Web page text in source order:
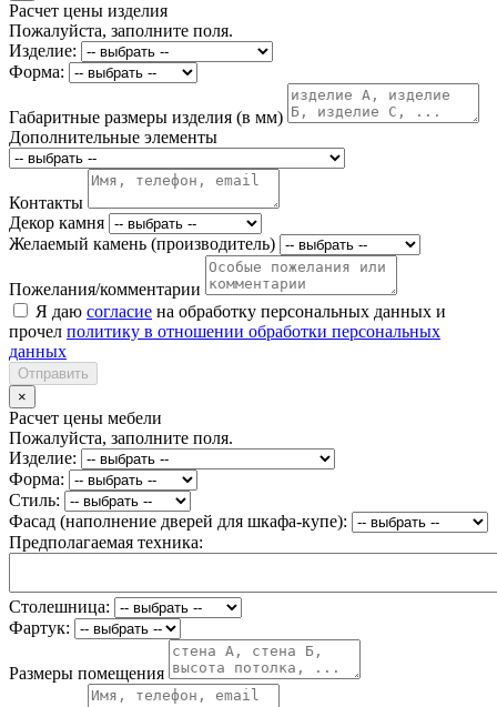
Расчет цены изделия
Пожалуйста, заполните поля.
Изделие:
Форма:
Габаритные размеры изделия (в мм)
Дополнительные элементы
Контакты
Декор камня
Желаемый камень (производитель)
Пожелания/комментарии
Я даю согласие на обработку персональных данных и
прочел политику в отношении обработки персональных
данных
Отправить
×
Расчет цены мебели
Пожалуйста, заполните поля.
Изделие:
Форма:
Стиль:
Фасад (наполнение дверей для шкафа-купе):
Предполагаемая техника:
Столешница:
Фартук:
Размеры помещения